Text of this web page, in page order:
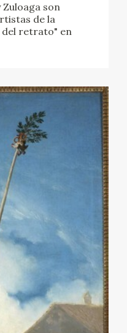
Zuloaga son
de la
del retrato" en